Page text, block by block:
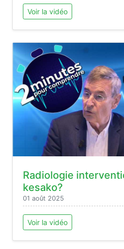
Voir la vidéo
Radiologie
kesako?
01 août 2025
Voir la vidéo